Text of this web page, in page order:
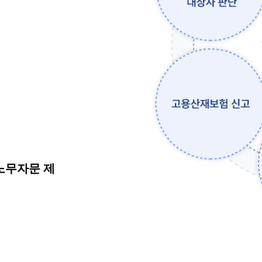
무자문 제